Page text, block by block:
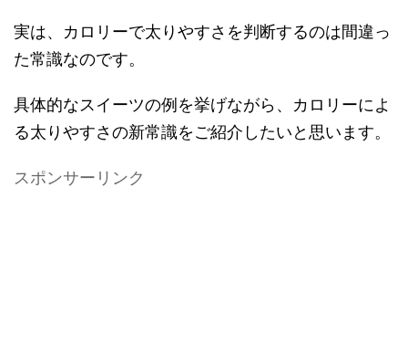
実は、カロリーで太りやすさを判断するのは間違っ
た常識なのです。
具体的なスイーツの例を挙げながら、カロリーによ
る太りやすさの新常識をご紹介したいと思います。
スポンサーリンク